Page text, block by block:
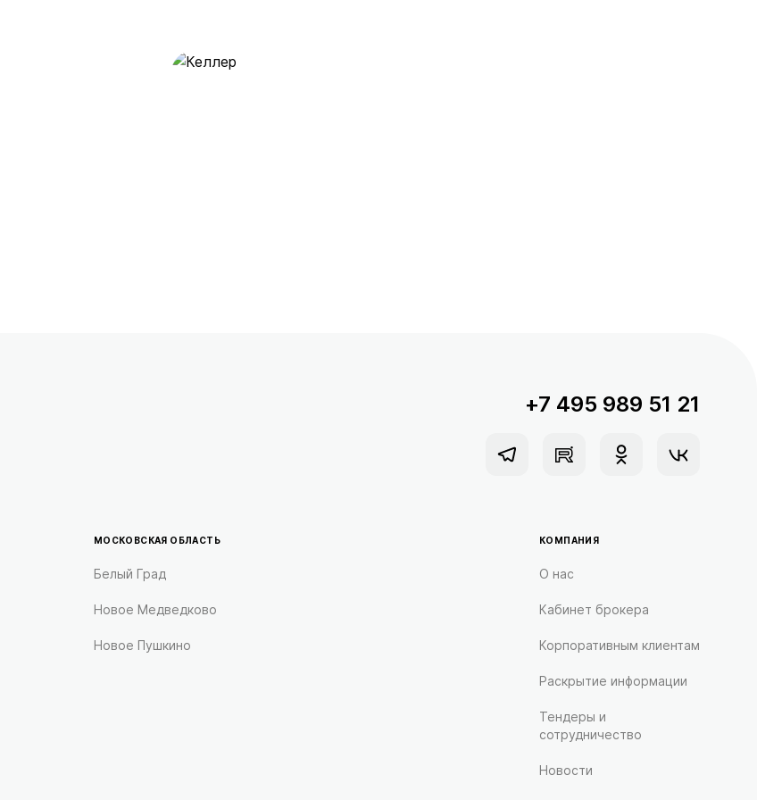
+7 495 989 51 21
МОСКОВСКАЯ ОБЛАСТЬ
Белый Град
Новое Медведково
Новое Пушкино
КОМПАНИЯ
О нас
Кабинет брокера
Корпоративным клиентам
Раскрытие информации
Тендеры и
сотрудничество
Новости